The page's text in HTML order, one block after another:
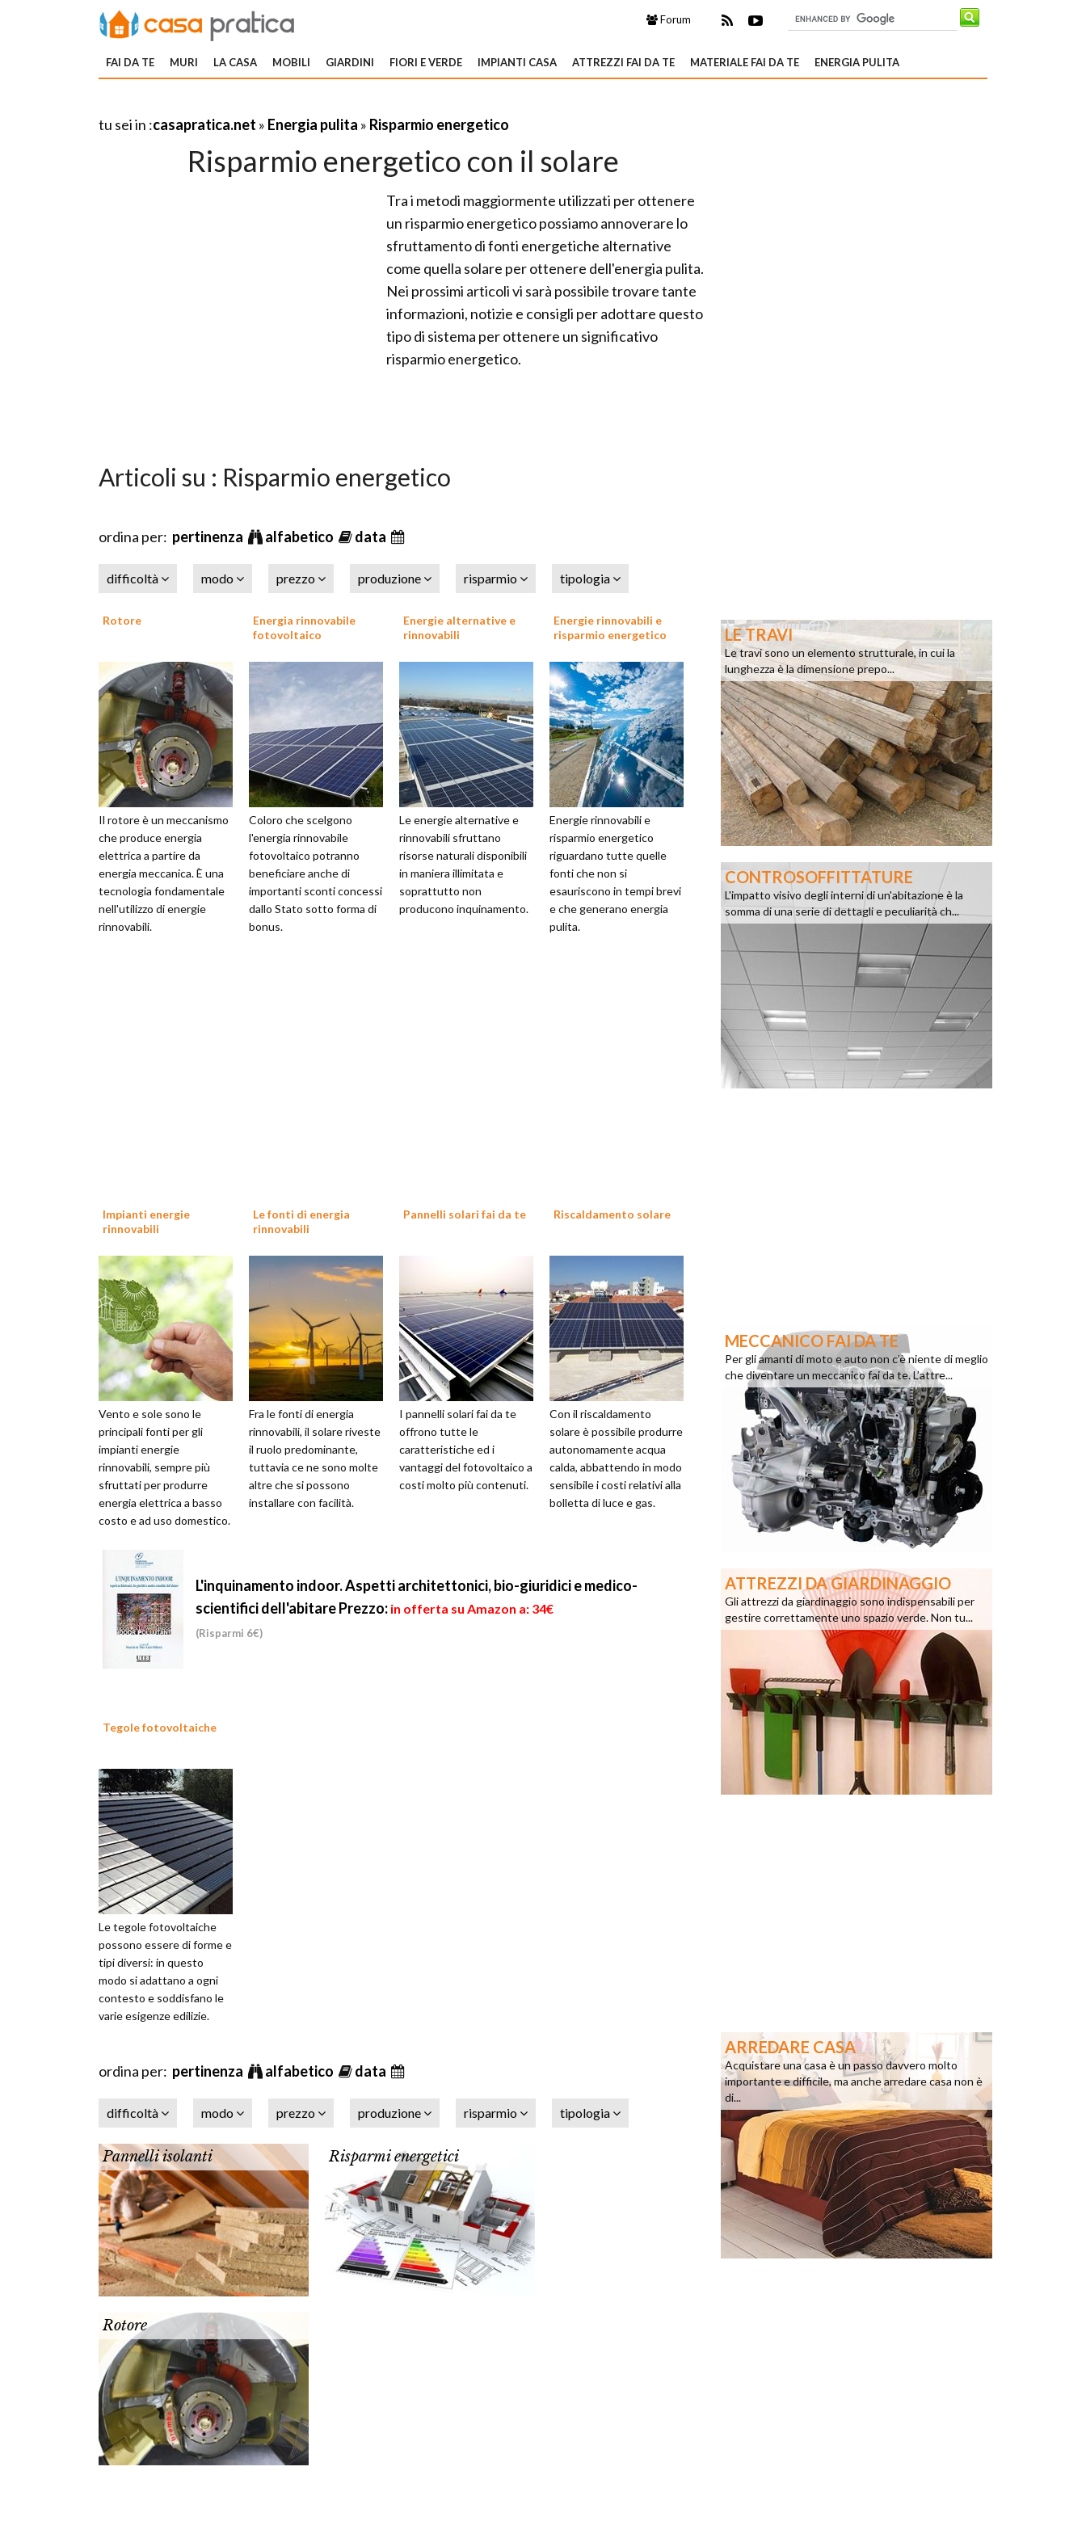
Forum
FAI DA TE MURI LA CASA MOBILI GIARDINI FIORI E VERDE IMPIANTI CASA ATTREZZI FAI DA TE MATERIALE FAI DA TE ENERGIA PULITA
tu sei in :casapratica.net » Energia pulita » Risparmio energetico
Risparmio energetico con il solare
Tra i metodi maggiormente utilizzati per ottenere
un risparmio energetico possiamo annoverare lo
sfruttamento di fonti energetiche alternative
come quella solare per ottenere dell'energia pulita.
Nei prossimi articoli vi sarà possibile trovare tante
informazioni, notizie e consigli per adottare questo
tipo di sistema per ottenere un significativo
risparmio energetico.
Articoli su : Risparmio energetico
ordina per: pertinenza alfabetico data
difficoltà modo prezzo produzione risparmio tipologia
Rotore
Il rotore è un meccanismo
che produce energia
elettrica a partire da
energia meccanica. È una
tecnologia fondamentale
nell'utilizzo di energie
rinnovabili.
Energia rinnovabile
fotovoltaico
Coloro che scelgono
l'energia rinnovabile
fotovoltaico potranno
beneficiare anche di
importanti sconti concessi
dallo Stato sotto forma di
bonus.
Energie alternative e
rinnovabili
Le energie alternative e
rinnovabili sfruttano
risorse naturali disponibili
in maniera illimitata e
soprattutto non
producono inquinamento.
Energie rinnovabili e
risparmio energetico
Energie rinnovabili e
risparmio energetico
riguardano tutte quelle
fonti che non si
esauriscono in tempi brevi
e che generano energia
pulita.
Impianti energie
rinnovabili
Vento e sole sono le
principali fonti per gli
impianti energie
rinnovabili, sempre più
sfruttati per produrre
energia elettrica a basso
costo e ad uso domestico.
Le fonti di energia
rinnovabili
Fra le fonti di energia
rinnovabili, il solare riveste
il ruolo predominante,
tuttavia ce ne sono molte
altre che si possono
installare con facilità.
Pannelli solari fai da te
I pannelli solari fai da te
offrono tutte le
caratteristiche ed i
vantaggi del fotovoltaico a
costi molto più contenuti.
Riscaldamento solare
Con il riscaldamento
solare è possibile produrre
autonomamente acqua
calda, abbattendo in modo
sensibile i costi relativi alla
bolletta di luce e gas.
L'inquinamento indoor. Aspetti architettonici, bio-giuridici e medico-
scientifici dell'abitarePrezzo: in offerta su Amazon a: 34€
(Risparmi 6€)
Tegole fotovoltaiche
Le tegole fotovoltaiche
possono essere di forme e
tipi diversi: in questo
modo si adattano a ogni
contesto e soddisfano le
varie esigenze edilizie.
ordina per: pertinenza alfabetico data
difficoltà modo prezzo produzione risparmio tipologia
Pannelli isolanti Risparmi energetici
Rotore
LE TRAVI
Le travi sono un elemento strutturale, in cui la
lunghezza è la dimensione prepo...
CONTROSOFFITTATURE
L'impatto visivo degli interni di un'abitazione è la
somma di una serie di dettagli e peculiarità ch...
MECCANICO FAI DA TE
Per gli amanti di moto e auto non c’è niente di meglio
che diventare un meccanico fai da te. L’attre...
ATTREZZI DA GIARDINAGGIO
Gli attrezzi da giardinaggio sono indispensabili per
gestire correttamente uno spazio verde. Non tu...
ARREDARE CASA
Acquistare una casa è un passo davvero molto
importante e difficile, ma anche arredare casa non è
di...